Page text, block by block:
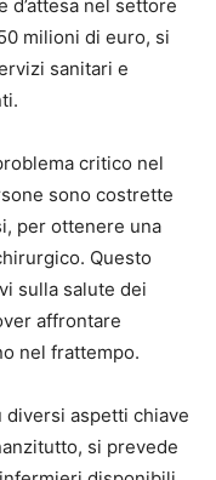
nel settore
milioni di euro, si
sanitari e
critico nel
sono costrette
per ottenere una
Questo
sulla salute dei
affrontare
nel frattempo.
diversi aspetti chiave
si prevede